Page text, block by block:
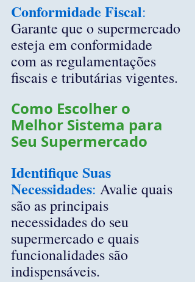
Conformidade Fiscal:
Garante que o supermercado
esteja em conformidade
com as regulamentações
fiscais e tributárias vigentes.
Como Escolher o
Melhor Sistema para
Seu Supermercado
Identifique Suas
Necessidades: Avalie quais
são as principais
necessidades do seu
supermercado e quais
funcionalidades são
indispensáveis.